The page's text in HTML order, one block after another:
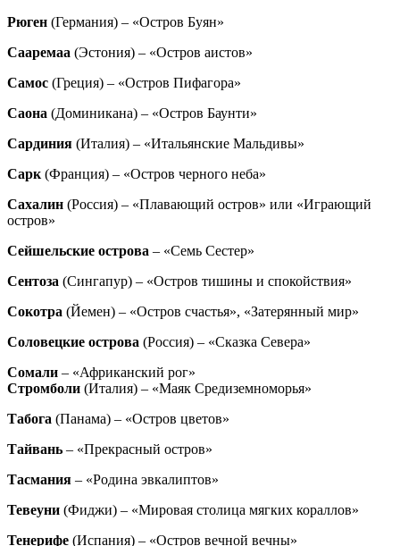
Рюген (Германия) – «Остров Буян»
Сааремаа (Эстония) – «Остров аистов»
Самос (Греция) – «Остров Пифагора»
Саона (Доминикана) – «Остров Баунти»
Сардиния (Италия) – «Итальянские Мальдивы»
Сарк (Франция) – «Остров черного неба»
Сахалин (Россия) – «Плавающий остров» или «Играющий
остров»
Сейшельские острова – «Семь Сестер»
Сентоза (Сингапур) – «Остров тишины и спокойствия»
Сокотра (Йемен) – «Остров счастья», «Затерянный мир»
Соловецкие острова (Россия) – «Сказка Севера»
Сомали – «Африканский рог»
Стромболи (Италия) – «Маяк Средиземноморья»
Табога (Панама) – «Остров цветов»
Тайвань – «Прекрасный остров»
Тасмания – «Родина эвкалиптов»
Тевеуни (Фиджи) – «Мировая столица мягких кораллов»
Тенерифе (Испания) – «Остров вечной вечны»